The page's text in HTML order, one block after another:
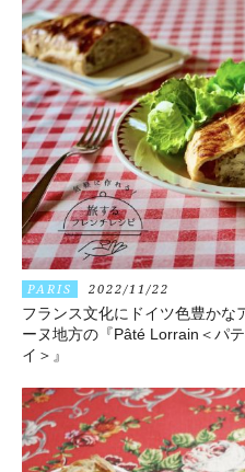
PARIS 2022/11/22
フランス文化にドイツ色豊かな
ーヌ地方の『Pâté Lorrain＜パ
イ＞』